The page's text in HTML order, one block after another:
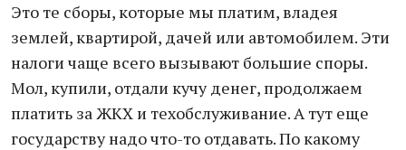
Это те сборы, которые мы платим, владея
землей, квартирой, дачей или автомобилем. Эти
налоги чаще всего вызывают большие споры.
Мол, купили, отдали кучу денег, продолжаем
платить за ЖКХ и техобслуживание. А тут еще
государству надо что-то отдавать. По какому